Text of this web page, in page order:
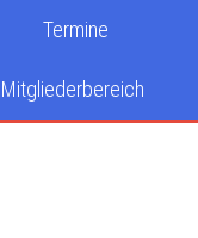
Termine
Mitgliederbereich